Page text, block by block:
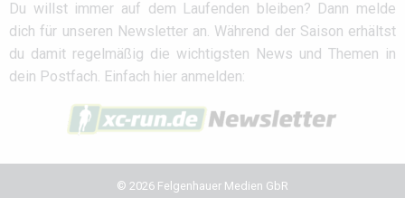
Du willst immer auf dem Laufenden bleiben? Dann melde
dich für unseren Newsletter an. Während der Saison erhältst
du damit regelmäßig die wichtigsten News und Themen in
dein Postfach. Einfach hier anmelden:
© 2026 Felgenhauer Medien GbR